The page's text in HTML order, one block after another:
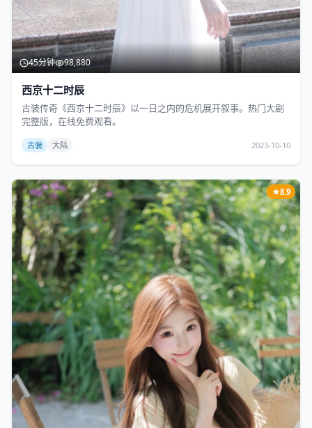
45分钟 98,880
西京十二时辰
古装传奇《西京十二时辰》以一日之内的危机展开叙事。热门大剧
完整版，在线免费观看。
古装 大陆 2023-10-10
8.9